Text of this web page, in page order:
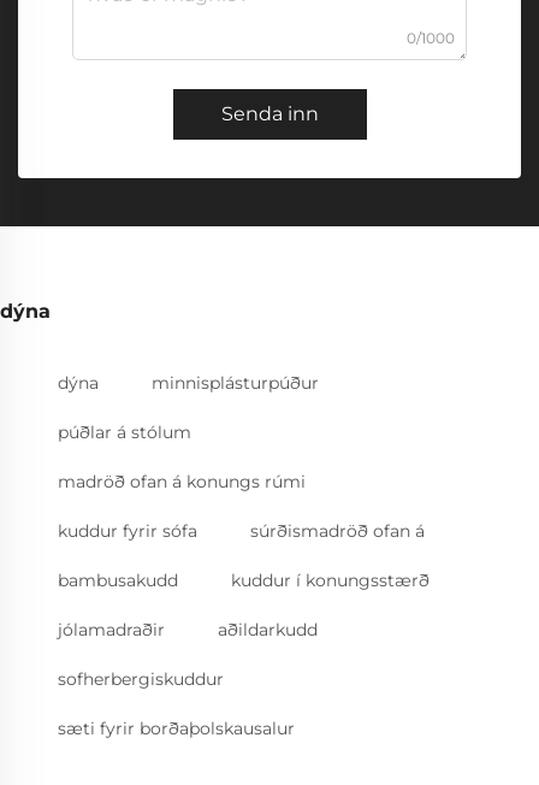
0/1000
Senda inn
dýna
dýna minnisplásturpúður
púðlar á stólum
madröð ofan á konungs rúmi
kuddur fyrir sófa súrðismadröð ofan á
bambusakudd kuddur í konungsstærð
jólamadraðir aðildarkudd
sofherbergiskuddur
sæti fyrir borðaþolskausalur